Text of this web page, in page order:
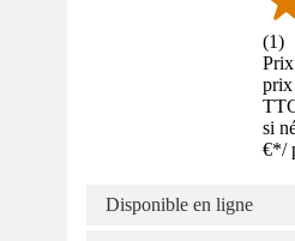
(1)
prix
si
€*/
Disponible en ligne